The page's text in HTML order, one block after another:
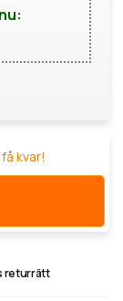
kvar!
returrätt